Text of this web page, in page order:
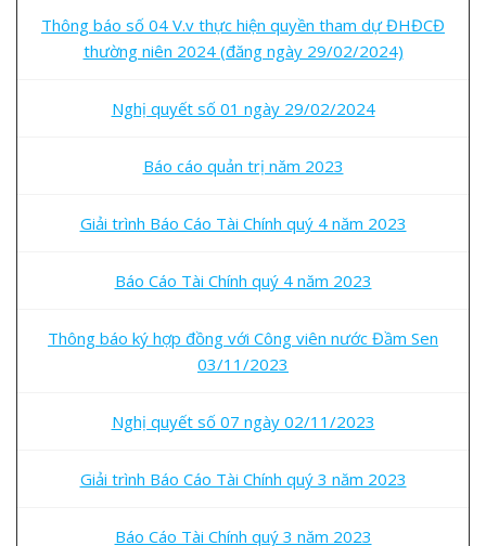
Thông báo số 04 V.v thực hiện quyền tham dự ĐHĐCĐ
thường niên 2024 (đăng ngày 29/02/2024)
Nghị quyết số 01 ngày 29/02/2024
Báo cáo quản trị năm 2023
Giải trình Báo Cáo Tài Chính quý 4 năm 2023
Báo Cáo Tài Chính quý 4 năm 2023
Thông báo ký hợp đồng với Công viên nước Đầm Sen
03/11/2023
Nghị quyết số 07 ngày 02/11/2023
Giải trình Báo Cáo Tài Chính quý 3 năm 2023
Báo Cáo Tài Chính quý 3 năm 2023